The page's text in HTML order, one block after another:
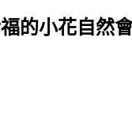
的小花自然